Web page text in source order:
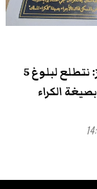
وزير التجهيز: نتطلع لبلوغ 5
الكراء